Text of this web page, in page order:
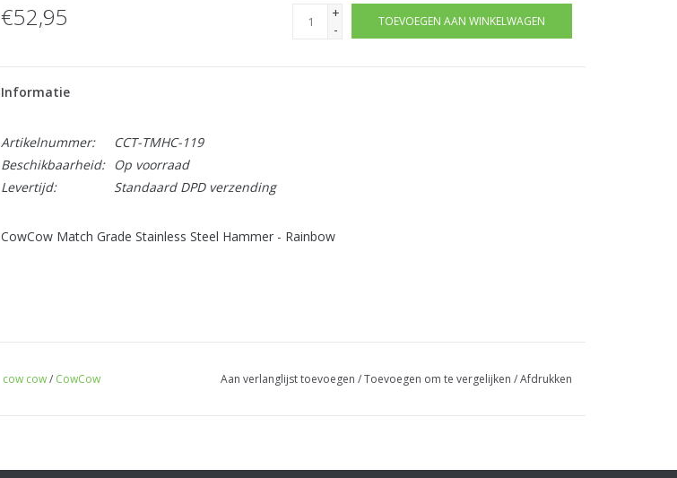
€52,95
+
-
TOEVOEGEN AAN WINKELWAGEN
Informatie
Artikelnummer:
CCT-TMHC-119
Beschikbaarheid:
Op voorraad
Levertijd:
Standaard DPD verzending
CowCow Match Grade Stainless Steel Hammer - Rainbow
cow cow/ CowCow Aan verlanglijst toevoegen /Toevoegen om te vergelijken /Afdrukken